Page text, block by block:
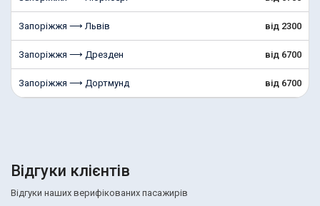
Запоріжжя ⟶ Львів від 2300
Запоріжжя ⟶ Дрезден від 6700
Запоріжжя ⟶ Дортмунд від 6700
Відгуки клієнтів
Відгуки наших верифікованих пасажирів